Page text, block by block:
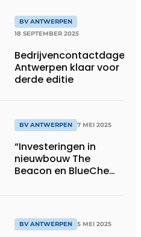
BV ANTWERPEN
18 SEPTEMBER 2025
Bedrijvencontactdagen
Antwerpen klaar voor
derde editie
BV ANTWERPEN 7 MEI 2025
“Investeringen in
nieuwbouw The
Beacon en BlueChem
BV ANTWERPEN 5 MEI 2025